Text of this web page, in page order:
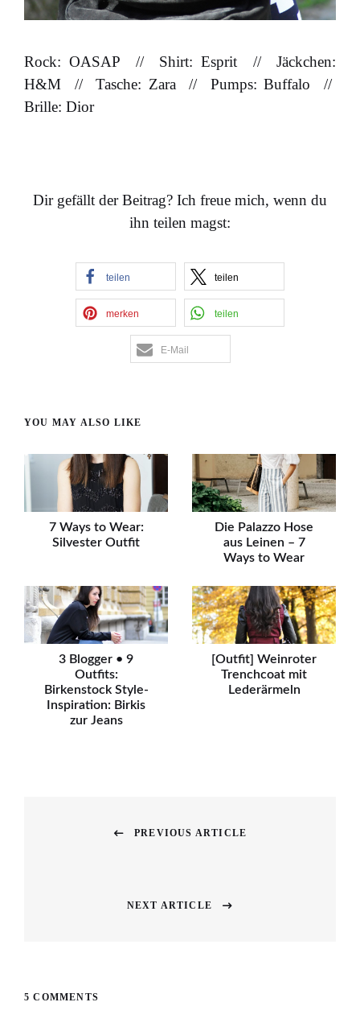
Rock: OASAP // Shirt: Esprit // Jäckchen:
H&M // Tasche: Zara // Pumps: Buffalo //
Brille: Dior
Dir gefällt der Beitrag? Ich freue mich, wenn du
ihn teilen magst:
teilen teilen
merken teilen
E-Mail
YOU MAY ALSO LIKE
7 Ways to Wear:
Silvester Outfit
Die Palazzo Hose
aus Leinen – 7
Ways to Wear
3 Blogger • 9
Outfits:
Birkenstock Style-
Inspiration: Birkis
zur Jeans
[Outfit] Weinroter
Trenchcoat mit
Lederärmeln
PREVIOUS ARTICLE
NEXT ARTICLE
5 COMMENTS